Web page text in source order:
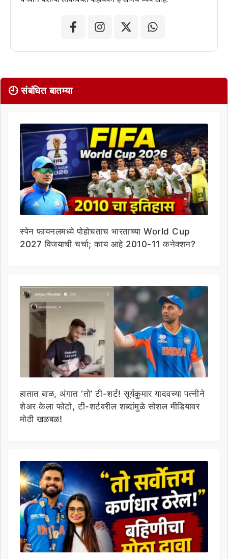
🕘 संबंधित बातम्या
स्पेन फायनलमध्ये पोहोचताच भारताच्या World Cup
2027 विजयाची चर्चा; काय आहे 2010-11 कनेक्शन?
हातात बाळ, अंगात ‘तो’ टी-शर्ट! सूर्यकुमार यादवच्या पत्नीने
शेअर केला फोटो, टी-शर्टवरील शब्दांमुळे सोशल मीडियावर
मोठी खळबळ!